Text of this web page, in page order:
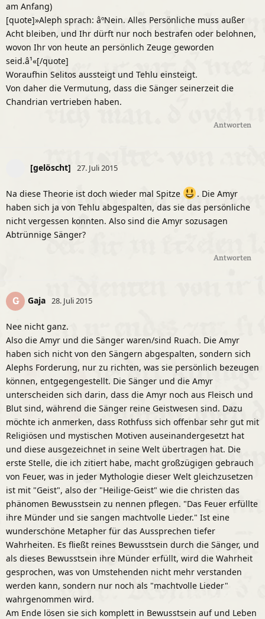
am Anfang)
[quote]»Aleph sprach: âºNein. Alles Persönliche muss außer
Acht bleiben, und Ihr dürft nur noch bestrafen oder belohnen,
wovon Ihr von heute an persönlich Zeuge geworden
seid.â¹«[/quote]
Woraufhin Selitos aussteigt und Tehlu einsteigt.
Von daher die Vermutung, dass die Sänger seinerzeit die
Chandrian vertrieben haben.
Antworten
[gelöscht] 27. Juli 2015
Na diese Theorie ist doch wieder mal Spitze
. Die Amyr
haben sich ja von Tehlu abgespalten, das sie das persönliche
nicht vergessen konnten. Also sind die Amyr sozusagen
Abtrünnige Sänger?
Antworten
G Gaja 28. Juli 2015
Nee nicht ganz.
Also die Amyr und die Sänger waren/sind Ruach. Die Amyr
haben sich nicht von den Sängern abgespalten, sondern sich
Alephs Forderung, nur zu richten, was sie persönlich bezeugen
können, entgegengestellt. Die Sänger und die Amyr
unterscheiden sich darin, dass die Amyr noch aus Fleisch und
Blut sind, während die Sänger reine Geistwesen sind. Dazu
möchte ich anmerken, dass Rothfuss sich offenbar sehr gut mit
Religiösen und mystischen Motiven auseinandergesetzt hat
und diese ausgezeichnet in seine Welt übertragen hat. Die
erste Stelle, die ich zitiert habe, macht großzügigen gebrauch
von Feuer, was in jeder Mythologie dieser Welt gleichzusetzen
ist mit "Geist", also der "Heilige-Geist" wie die christen das
phänomen Bewusstsein zu nennen pflegen. "Das Feuer erfüllte
ihre Münder und sie sangen machtvolle Lieder." Ist eine
wunderschöne Metapher für das Aussprechen tiefer
Wahrheiten. Es fließt reines Bewusstsein durch die Sänger, und
als dieses Bewusstsein ihre Münder erfüllt, wird die Wahrheit
gesprochen, was von Umstehenden nicht mehr verstanden
werden kann, sondern nur noch als "machtvolle Lieder"
wahrgenommen wird.
Am Ende lösen sie sich komplett in Bewusstsein auf und Leben